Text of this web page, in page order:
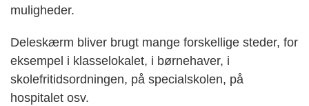
muligheder.
Deleskærm bliver brugt mange forskellige steder, for
eksempel i klasselokalet, i børnehaver, i
skolefritidsordningen, på specialskolen, på
hospitalet osv.